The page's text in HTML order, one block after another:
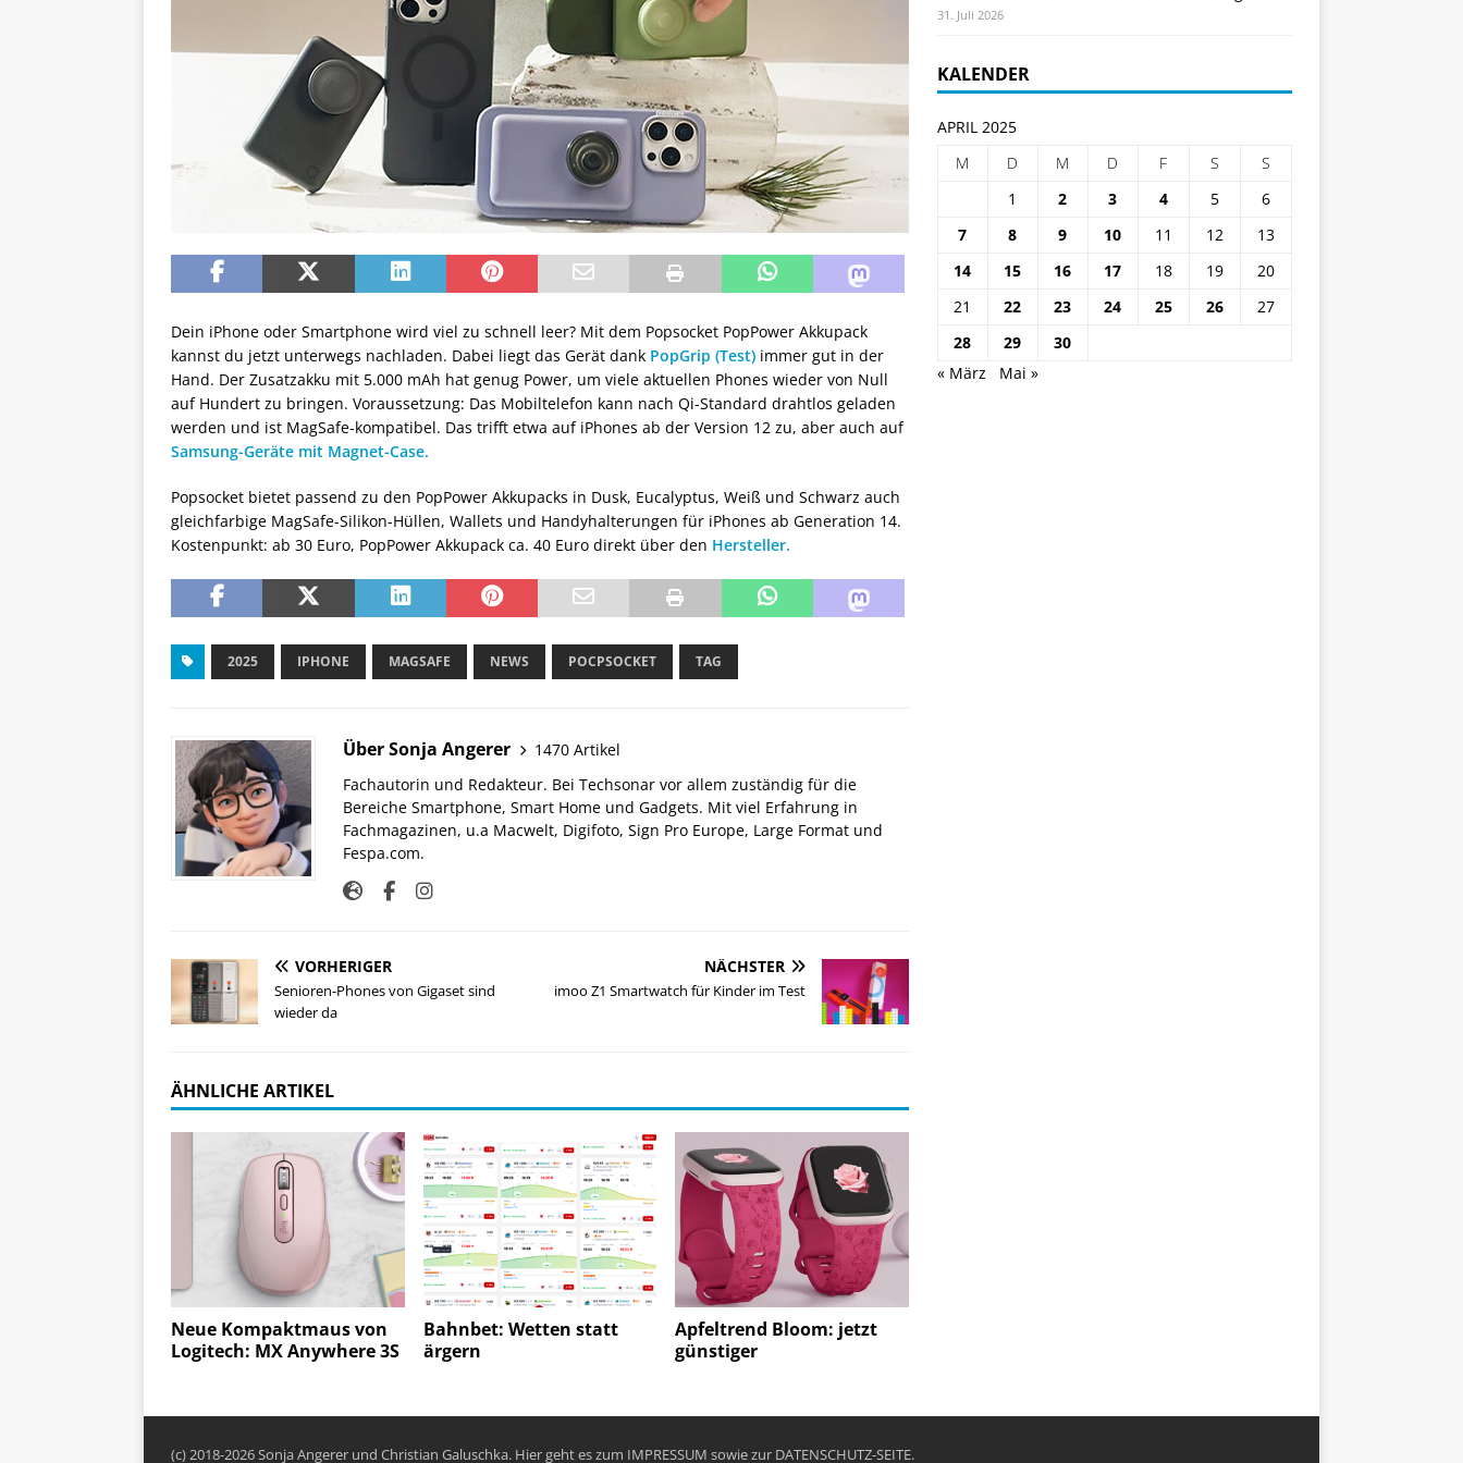
Dein iPhone oder Smartphone wird viel zu schnell leer? Mit dem Popsocket PopPower Akkupack
kannst du jetzt unterwegs nachladen. Dabei liegt das Gerät dank PopGrip (Test) immer gut in der
Hand. Der Zusatzakku mit 5.000 mAh hat genug Power, um viele aktuellen Phones wieder von Null
auf Hundert zu bringen. Voraussetzung: Das Mobiltelefon kann nach Qi-Standard drahtlos geladen
werden und ist MagSafe-kompatibel. Das trifft etwa auf iPhones ab der Version 12 zu, aber auch auf
Samsung-Geräte mit Magnet-Case.
Popsocket bietet passend zu den PopPower Akkupacks in Dusk, Eucalyptus, Weiß und Schwarz auch
gleichfarbige MagSafe-Silikon-Hüllen, Wallets und Handyhalterungen für iPhones ab Generation 14.
Kostenpunkt: ab 30 Euro, PopPower Akkupack ca. 40 Euro direkt über den Hersteller.
2025 IPHONE MAGSAFE NEWS POCPSOCKET TAG
Über Sonja Angerer
1470 Artikel
Fachautorin und Redakteur. Bei Techsonar vor allem zuständig für die
Bereiche Smartphone, Smart Home und Gadgets. Mit viel Erfahrung in
Fachmagazinen, u.a Macwelt, Digifoto, Sign Pro Europe, Large Format und
Fespa.com.
VORHERIGER
Senioren-Phones von Gigaset sind
wieder da
NÄCHSTER
imoo Z1 Smartwatch für Kinder im Test
ÄHNLICHE ARTIKEL
Neue Kompaktmaus von
Logitech: MX Anywhere 3S
Bahnbet: Wetten statt
ärgern
Apfeltrend Bloom: jetzt
günstiger
31. Juli 2026
KALENDER
APRIL 2025
M
D M D F S
S
1
2 3 4 5
6
7
8 9 10 11 12
13
14
15 16 17 18 19
20
21
22 23 24 25 26
27
28
29
30
« März
Mai »
(c) 2018-2026 Sonja Angerer und Christian Galuschka. Hier geht es zum IMPRESSUM sowie zur DATENSCHUTZ-SEITE.